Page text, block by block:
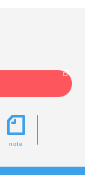
note